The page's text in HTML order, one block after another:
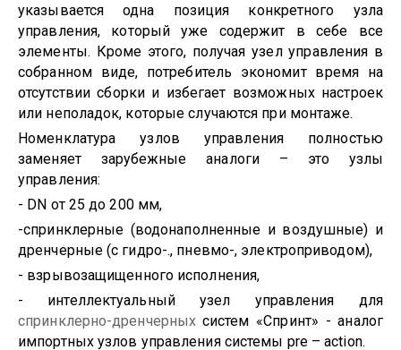
указывается одна позиция конкретного узла
управления, который уже содержит в себе все
элементы. Кроме этого, получая узел управления в
собранном виде, потребитель экономит время на
отсутствии сборки и избегает возможных настроек
или неполадок, которые случаются при монтаже.
Номенклатура узлов управления полностью
заменяет зарубежные аналоги – это узлы
управления:
- DN от 25 до 200 мм,
-спринклерные (водонаполненные и воздушные) и
дренчерные (с гидро-., пневмо-, электроприводом),
- взрывозащищенного исполнения,
- интеллектуальный узел управления для
спринклерно-дренчерных систем «Спринт» - аналог
импортных узлов управления системы pre–action.